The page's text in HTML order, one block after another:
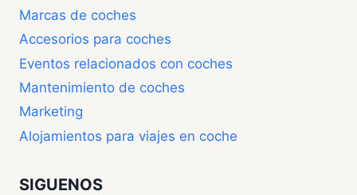
Marcas de coches
Accesorios para coches
Eventos relacionados con coches
Mantenimiento de coches
Marketing
Alojamientos para viajes en coche
SIGUENOS